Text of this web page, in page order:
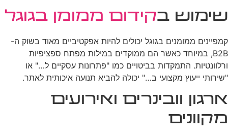
שימוש בקידום ממומן בגוגל
קמפיינים ממומנים בגוגל יכולים להיות אפקטיביים מאוד בשוק ה-
B2B, במיוחד כאשר הם ממוקדים במילות מפתח ספציפיות
ורלוונטיות. התמקדות בביטויים כמו "פתרונות עסקיים ל…" או
"שירותי ייעוץ מקצועי ב…" יכולה להביא תנועה איכותית לאתר.
ארגון וובינרים ואירועים
מקוונים